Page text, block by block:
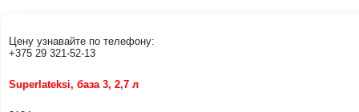
Цену узнавайте по телефону:
+375 29 321-52-13
Superlateksi, база 3, 2,7 л